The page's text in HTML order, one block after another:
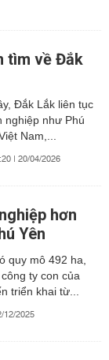
tìm về Đắk
Đắk Lắk liên tục
nghiệp như Phú
Nam,...
| 20/04/2026
hơn
Yên
quy mô 492 ha,
ty con của
triển khai từ...
12/2025